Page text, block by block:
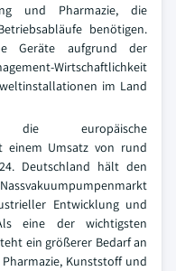
und Pharmazie, die
benötigen.
Geräte aufgrund der
Wirtschaftlichkeit
im Land
die europäische
einem Umsatz von rund
Deutschland hält den
Entwicklung und
eine der wichtigsten
ein größerer Bedarf an
Kunststoff und